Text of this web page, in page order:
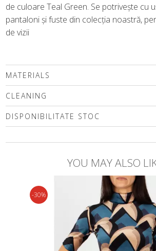
de culoare Teal Green. Se potrivește cu
pantaloni și fuste din colecția noastră,
de vizii
MATERIALS
CLEANING
DISPONIBILITATE STOC
YOU MAY ALSO